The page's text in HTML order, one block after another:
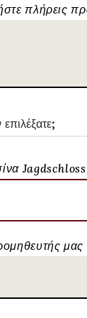
πλήρεις
Jagdschloss
μας